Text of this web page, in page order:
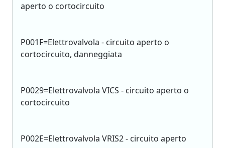
aperto o cortocircuito
P001F=Elettrovalvola - circuito aperto o
cortocircuito, danneggiata
P0029=Elettrovalvola VICS - circuito aperto o
cortocircuito
P002E=Elettrovalvola VRIS2 - circuito aperto